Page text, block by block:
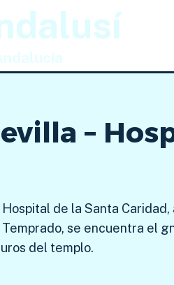
–
Hospital de la Santa
se encuentra el
del templo.